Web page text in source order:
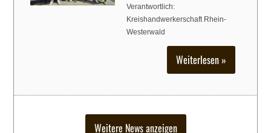
die feierliche
Freisprechungsfeier der
Tischler-Innung
Verantwortlich:
Kreishandwerkerschaft Rhein-
Westerwald
Weiterlesen »
Weitere News anzeigen